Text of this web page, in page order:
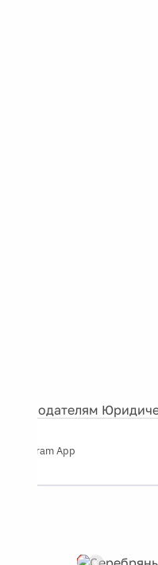
Рекламодателям
Telegram App